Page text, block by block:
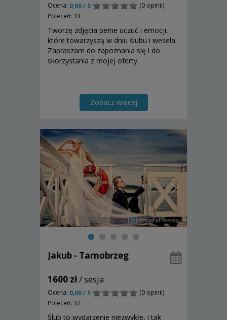
Ocena: 0,00 / 5
(0 opinii)
Poleceń: 33
Tworzę zdjęcia pełne uczuć i emocji,
które towarzyszą w dniu ślubu i wesela.
Zapraszam do zapoznania się i do
skorzystania z mojej oferty.
Zobacz więcej
Jakub - Tarnobrzeg
1600 zł/ sesja
Ocena: 0,00 / 5
(0 opinii)
Poleceń: 37
Ślub to wydarzenie niezwykłe, i tak